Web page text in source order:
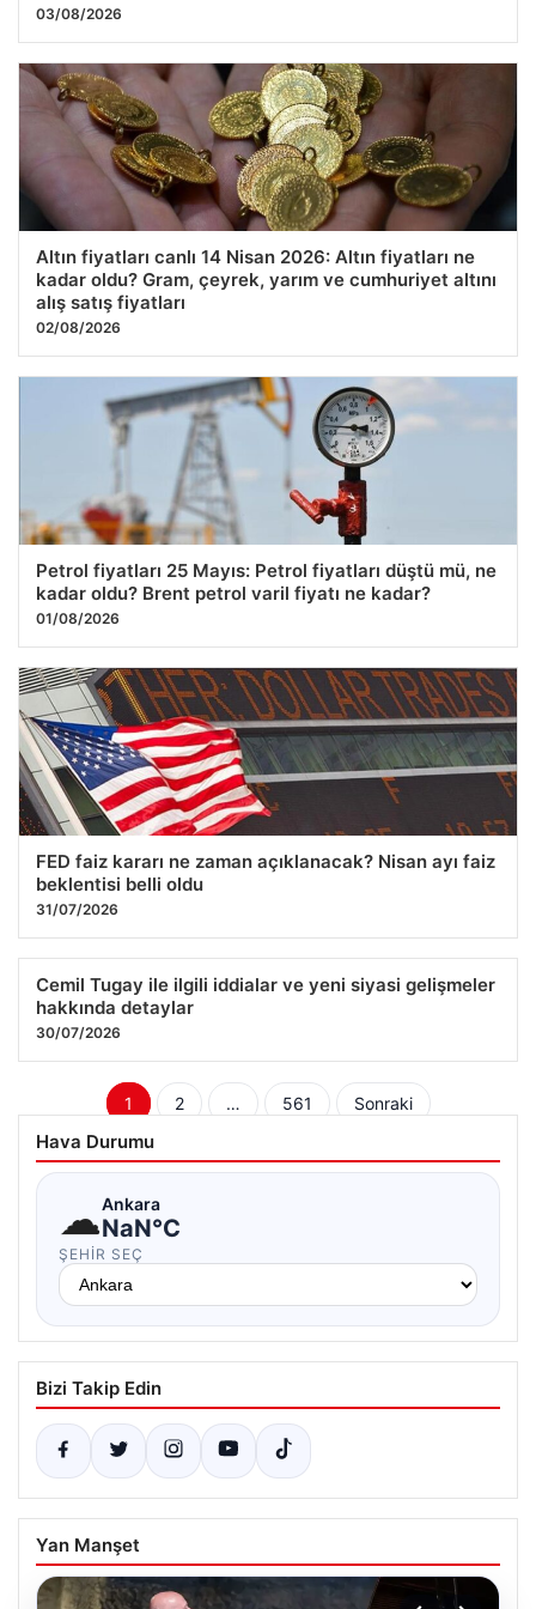
03/08/2026
Altın fiyatları canlı 14 Nisan 2026: Altın fiyatları ne
kadar oldu? Gram, çeyrek, yarım ve cumhuriyet altını
alış satış fiyatları
02/08/2026
Petrol fiyatları 25 Mayıs: Petrol fiyatları düştü mü, ne
kadar oldu? Brent petrol varil fiyatı ne kadar?
01/08/2026
FED faiz kararı ne zaman açıklanacak? Nisan ayı faiz
beklentisi belli oldu
31/07/2026
Cemil Tugay ile ilgili iddialar ve yeni siyasi gelişmeler
hakkında detaylar
30/07/2026
Yazı
sayfalaması
1 2 … 561 Sonraki
Hava Durumu
☁Ankara
NaN°C
ŞEHIR SEÇ
Bizi Takip Edin
Yan Manşet